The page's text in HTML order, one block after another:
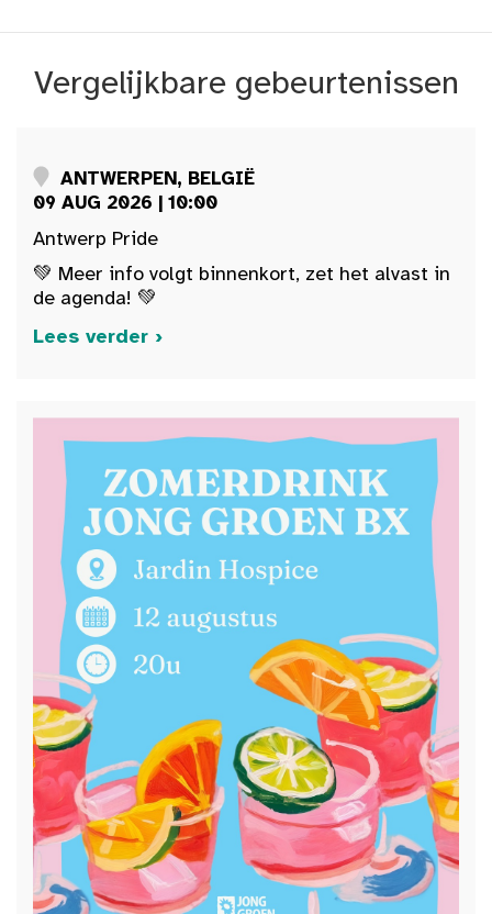
Vergelijkbare gebeurtenissen
ANTWERPEN, BELGIË
09 AUG 2026 | 10:00
Antwerp Pride
💚 Meer info volgt binnenkort, zet het alvast in
de agenda! 💚
Lees verder ›